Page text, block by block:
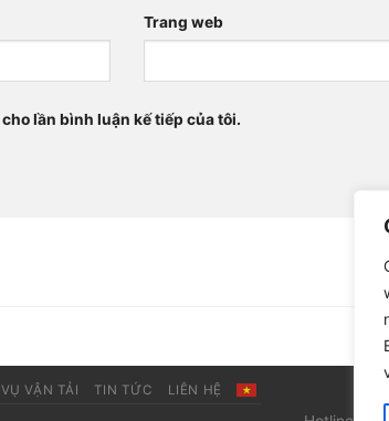
Trang web
lần bình luận kế tiếp của tôi.
VẬN TẢI TIN TỨC LIÊN HỆ